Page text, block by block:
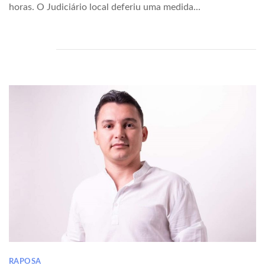
horas. O Judiciário local deferiu uma medida...
RAPOSA